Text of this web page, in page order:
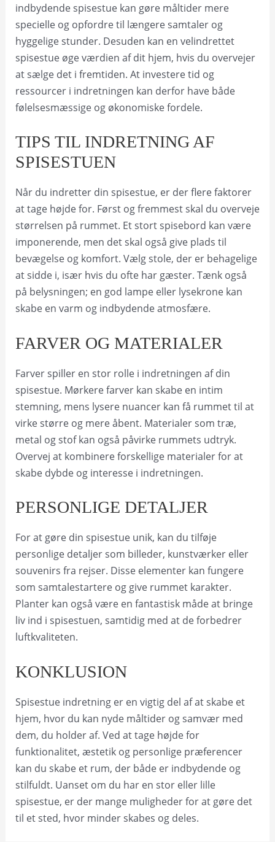
indbydende spisestue kan gøre måltider mere
specielle og opfordre til længere samtaler og
hyggelige stunder. Desuden kan en velindrettet
spisestue øge værdien af dit hjem, hvis du overvejer
at sælge det i fremtiden. At investere tid og
ressourcer i indretningen kan derfor have både
følelsesmæssige og økonomiske fordele.
TIPS TIL INDRETNING AF
SPISESTUEN
Når du indretter din spisestue, er der flere faktorer
at tage højde for. Først og fremmest skal du overveje
størrelsen på rummet. Et stort spisebord kan være
imponerende, men det skal også give plads til
bevægelse og komfort. Vælg stole, der er behagelige
at sidde i, især hvis du ofte har gæster. Tænk også
på belysningen; en god lampe eller lysekrone kan
skabe en varm og indbydende atmosfære.
FARVER OG MATERIALER
Farver spiller en stor rolle i indretningen af din
spisestue. Mørkere farver kan skabe en intim
stemning, mens lysere nuancer kan få rummet til at
virke større og mere åbent. Materialer som træ,
metal og stof kan også påvirke rummets udtryk.
Overvej at kombinere forskellige materialer for at
skabe dybde og interesse i indretningen.
PERSONLIGE DETALJER
For at gøre din spisestue unik, kan du tilføje
personlige detaljer som billeder, kunstværker eller
souvenirs fra rejser. Disse elementer kan fungere
som samtalestartere og give rummet karakter.
Planter kan også være en fantastisk måde at bringe
liv ind i spisestuen, samtidig med at de forbedrer
luftkvaliteten.
KONKLUSION
Spisestue indretning er en vigtig del af at skabe et
hjem, hvor du kan nyde måltider og samvær med
dem, du holder af. Ved at tage højde for
funktionalitet, æstetik og personlige præferencer
kan du skabe et rum, der både er indbydende og
stilfuldt. Uanset om du har en stor eller lille
spisestue, er der mange muligheder for at gøre det
til et sted, hvor minder skabes og deles.